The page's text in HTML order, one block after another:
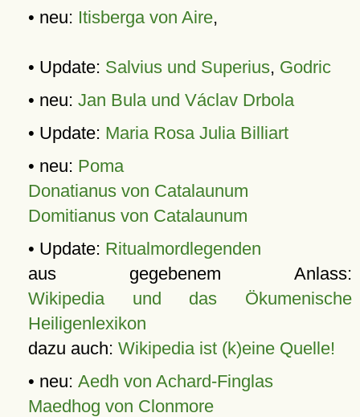
• neu: Itisberga von Aire,
• Update: Salvius und Superius, Godric
• neu: Jan Bula und Václav Drbola
• Update: Maria Rosa Julia Billiart
• neu: Poma
Donatianus von Catalaunum
Domitianus von Catalaunum
• Update: Ritualmordlegenden
aus gegebenem Anlass:
Wikipedia und das Ökumenische
Heiligenlexikon
dazu auch: Wikipedia ist (k)eine Quelle!
• neu: Aedh von Achard-Finglas
Maedhog von Clonmore